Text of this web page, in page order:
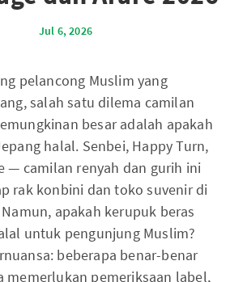
Jul 6, 2026
pelancong Muslim yang
salah satu dilema camilan
besar adalah apakah
halal. Senbei, Happy Turn,
— camilan renyah dan gurih ini
rak konbini dan toko suvenir di
apakah kerupuk beras
untuk pengunjung Muslim?
beberapa benar-benar
memerlukan pemeriksaan label,